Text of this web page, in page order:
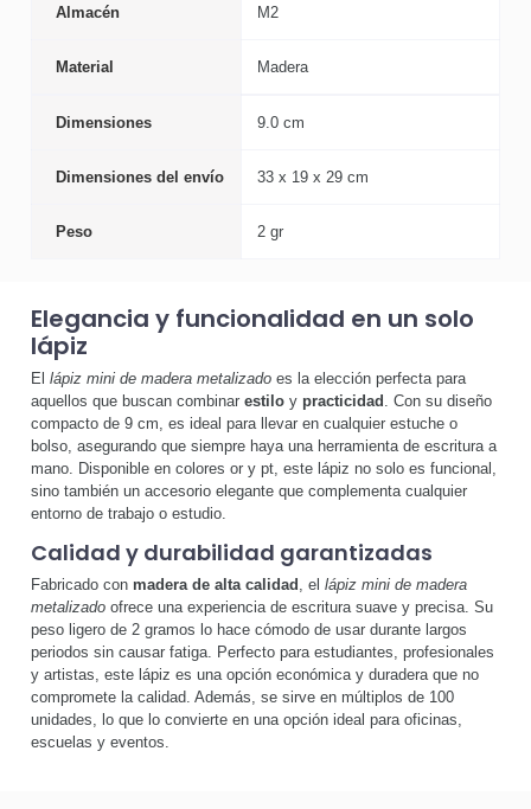
Almacén M2
Material Madera
Dimensiones 9.0 cm
Dimensiones del envío 33 x 19 x 29 cm
Peso 2 gr
Elegancia y funcionalidad en un solo
lápiz
El lápiz mini de madera metalizado es la elección perfecta para
aquellos que buscan combinar estilo y practicidad . Con su diseño
compacto de 9 cm, es ideal para llevar en cualquier estuche o
bolso, asegurando que siempre haya una herramienta de escritura a
mano. Disponible en colores or y pt, este lápiz no solo es funcional,
sino también un accesorio elegante que complementa cualquier
entorno de trabajo o estudio.
Calidad y durabilidad garantizadas
Fabricado con madera de alta calidad , el lápiz mini de madera
metalizado ofrece una experiencia de escritura suave y precisa. Su
peso ligero de 2 gramos lo hace cómodo de usar durante largos
periodos sin causar fatiga. Perfecto para estudiantes, profesionales
y artistas, este lápiz es una opción económica y duradera que no
compromete la calidad. Además, se sirve en múltiplos de 100
unidades, lo que lo convierte en una opción ideal para oficinas,
escuelas y eventos.